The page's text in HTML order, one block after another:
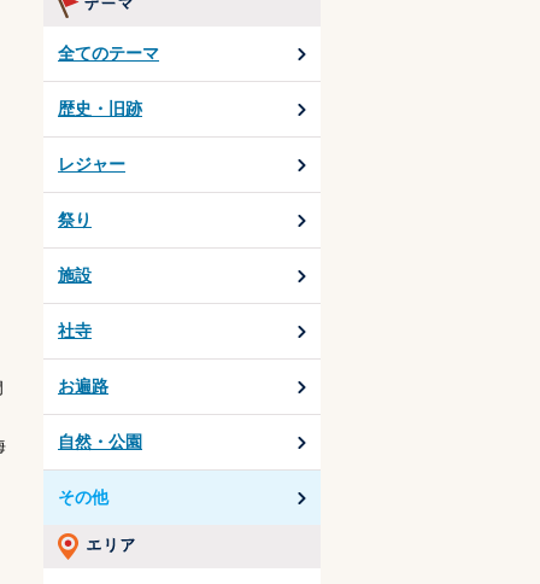
全てのテーマ
歴史・旧跡
レジャー
祭り
施設
社寺
お遍路
自然・公園
その他